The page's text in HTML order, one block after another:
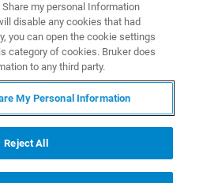
研究学会的学术年会，是国家
界学术水平最高、涉及领域最
发展大会，是瞄准国家重大需
焦行业共性“堵点”，奋力推进
my personal Information
disable any cookies that had
you can open the cookie settings
category of cookies. Bruker does
to any third party.
My Personal Information
Reject All